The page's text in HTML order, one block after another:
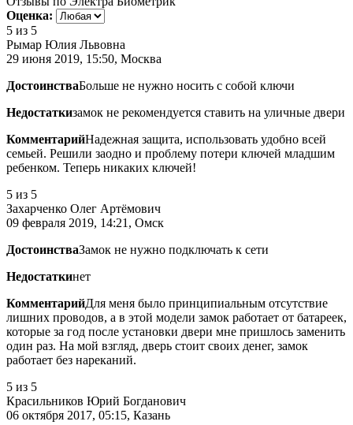
Оценка:
5 из 5
Рымар Юлия Львовна
29 июня 2019, 15:50, Москва
ДостоинстваБольше не нужно носить с собой ключи
Недостаткизамок не рекомендуется ставить на уличные двери
КомментарийНадежная защита, использовать удобно всей
семьей. Решили заодно и проблему потери ключей младшим
ребенком. Теперь никаких ключей!
5 из 5
Захарченко Олег Артёмович
09 февраля 2019, 14:21, Омск
ДостоинстваЗамок не нужно подключать к сети
Недостаткинет
КомментарийДля меня было принципиальным отсутствие
лишних проводов, а в этой модели замок работает от батареек,
которые за год после установки двери мне пришлось заменить
один раз. На мой взгляд, дверь стоит своих денег, замок
работает без нареканий.
5 из 5
Красильников Юрий Богданович
06 октября 2017, 05:15, Казань